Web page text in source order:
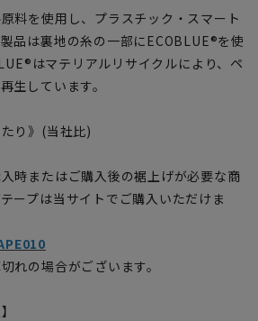
料を使用し、プラスチック・スマート
品は裏地の糸の一部にECOBLUE®を使
はマテリアルリサイクルにより、ペ
生しています。
り》(当社比)
時またはご購入後の裾上げが必要な商
ープは当サイトでご購入いただけま
れの場合がございます。